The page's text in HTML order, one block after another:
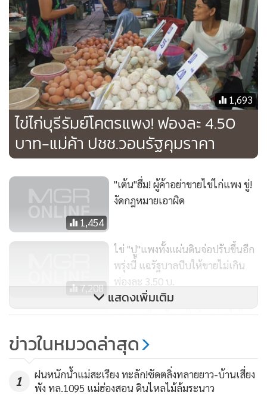
1,693
ไข่ไก่บุรีรัมย์โคตรแพง! ฟองละ 4.50
บาท-แม่ค้า ปชช.วอนรัฐคุมราคา
1,454
"เต้น"ฮึ่ม! ผู้ค้าอย่าขายไข่ไก่แพง ขู่!
งัดกฎหมายเอาผิด
7,208
ไข่ "ปู"แพงทั้งแผ่นดินจ่อปรับขึ้นอีก
พรุ่งนี้ แฉรัฐบาลบีบให้ขายไม่เกิน
ฟองละ 3.50 บ.
647
นราฯ เตรียมจัดธงฟ้าจำหน่ายไข่ไก่
แสดงเพิ่มเติม
ข่าวในหมวดล่าสุด
1
ฝนหนักน้ำแม่สะเรียง ทะลัก!ซัดตลิ่งทลายยาว-บ้านเสี่ยง
พัง ทล.1095 แม่ฮ่องสอน ดินไหลไม้ล้มระนาว